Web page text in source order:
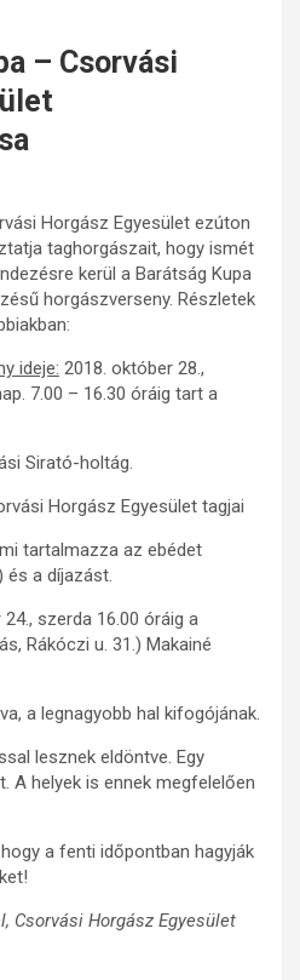
– Csorvási
Horgász Egyesület ezúton
taghorgászait, hogy ismét
kerül a Barátság Kupa
horgászverseny. Részletek
ideje: 2018. október 28.,
7.00 – 16.30 óráig tart a
Sirató-holtág.
Horgász Egyesület tagjai
tartalmazza az ebédet
a díjazást.
szerda 16.00 óráig a
Rákóczi u. 31.) Makainé
a legnagyobb hal kifogójának.
lesznek eldöntve. Egy
A helyek is ennek megfelelően
a fenti időpontban hagyják
Csorvási Horgász Egyesület